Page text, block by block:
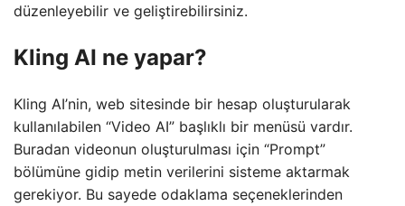
düzenleyebilir ve geliştirebilirsiniz.
Kling AI ne yapar?
Kling AI’nin, web sitesinde bir hesap oluşturularak
kullanılabilen “Video AI” başlıklı bir menüsü vardır.
Buradan videonun oluşturulması için “Prompt”
bölümüne gidip metin verilerini sisteme aktarmak
gerekiyor. Bu sayede odaklama seçeneklerinden